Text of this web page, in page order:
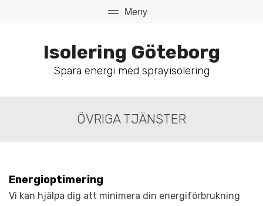
Isolering Göteborg
Spara energi med sprayisolering
ÖVRIGA TJÄNSTER
Energioptimering
Vi kan hjälpa dig att minimera din energiförbrukning